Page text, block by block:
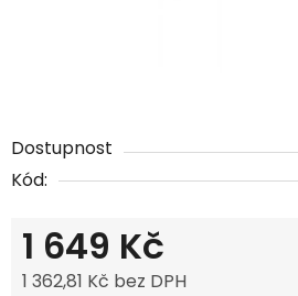
Dostupnost
Kód:
1 649 Kč
1 362,81 Kč bez DPH